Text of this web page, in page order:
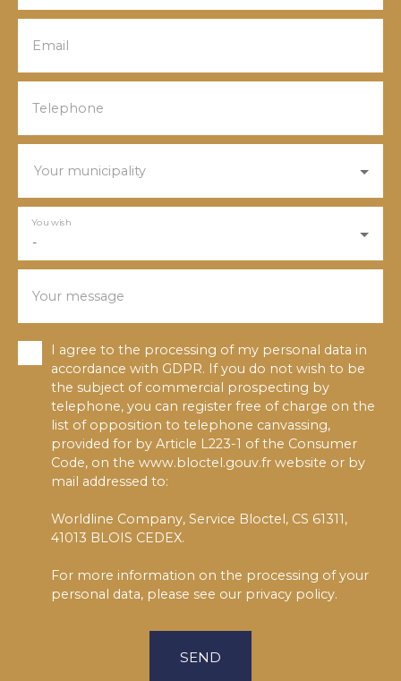
Email
Telephone
Your municipality
-
You wish
Your message
I agree to the processing of my personal data in
accordance with GDPR. If you do not wish to be
the subject of commercial prospecting by
telephone, you can register free of charge on the
list of opposition to telephone canvassing,
provided for by Article L223-1 of the Consumer
Code, on the www.bloctel.gouv.fr website or by
mail addressed to:
Worldline Company, Service Bloctel, CS 61311,
41013 BLOIS CEDEX.
For more information on the processing of your
personal data, please see our privacy policy.
SEND